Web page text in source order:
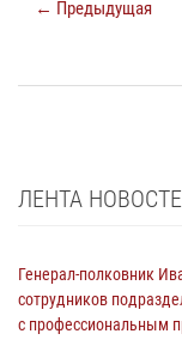
← Предыдущая
ЛЕНТА
Генерал-полковник
сотрудников
с профессиональным